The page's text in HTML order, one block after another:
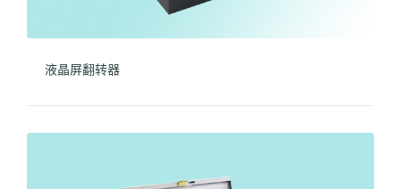
液晶屏翻转器